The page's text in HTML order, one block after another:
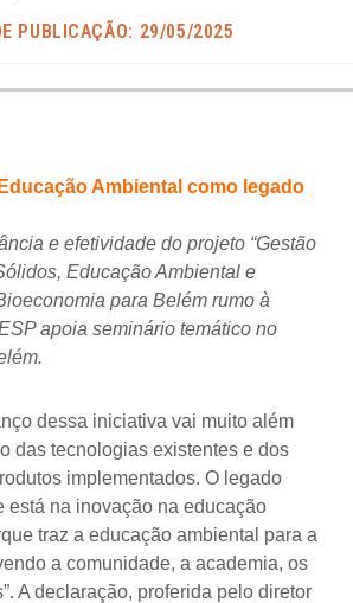
PUBLICAÇÃO: 29/05/2025
Ambiental como legado
e efetividade do projeto “Gestão
Educação Ambiental e
para Belém rumo à
apoia seminário temático no
dessa iniciativa vai muito além
das tecnologias existentes e dos
implementados. O legado
está na inovação na educação
traz a educação ambiental para a
a comunidade, a academia, os
A declaração, proferida pelo diretor